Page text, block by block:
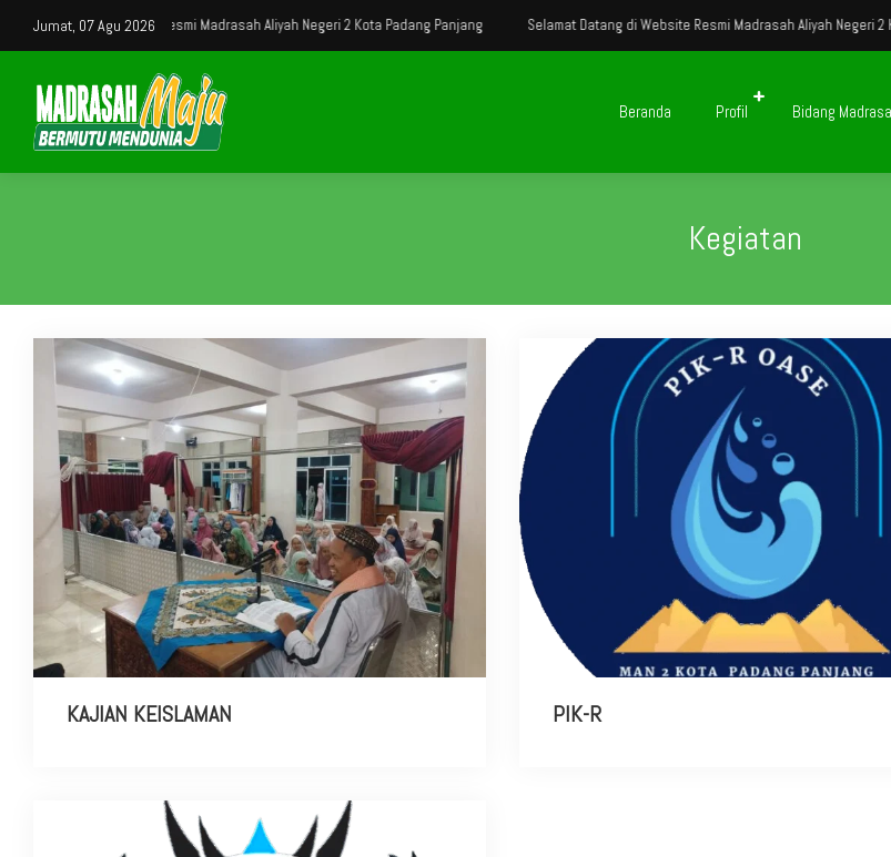
Jumat, 07 Agu 2026
Datang di Website Resmi Madrasah Aliyah Negeri 2 Kota Padang Panjang Selamat Datang di Website Resmi Madrasah Aliyah Negeri 2 Kota
Beranda Profil Bidang
Kegiatan
KAJIAN KEISLAMAN PIK-R